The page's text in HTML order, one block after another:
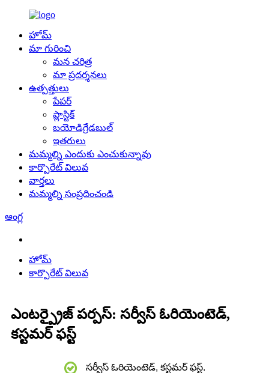
హోమ్
మా గురించి
మన చరిత్ర
మా ప్రదర్శనలు
ఉత్పత్తులు
పేపర్
ప్లాస్టిక్
బయోడిగ్రేడబుల్
ఇతరులు
మమ్మల్ని ఎందుకు ఎంచుకున్నావు
కార్పొరేట్ విలువ
వార్తలు
మమ్మల్ని సంప్రదించండి
ఆంగ్ల
హోమ్
కార్పొరేట్ విలువ
ఎంటర్ప్రైజ్ పర్పస్: సర్వీస్ ఓరియెంటెడ్,
కస్టమర్ ఫస్ట్
సర్వీస్ ఓరియెంటెడ్, కస్టమర్ ఫస్ట్.